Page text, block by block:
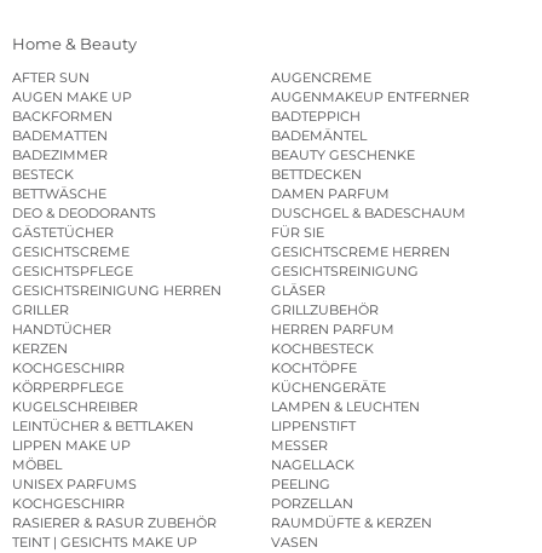
Home & Beauty
AFTER SUN
AUGENCREME
AUGEN MAKE UP
AUGENMAKEUP ENTFERNER
BACKFORMEN
BADTEPPICH
BADEMATTEN
BADEMÄNTEL
BADEZIMMER
BEAUTY GESCHENKE
BESTECK
BETTDECKEN
BETTWÄSCHE
DAMEN PARFUM
DEO & DEODORANTS
DUSCHGEL & BADESCHAUM
GÄSTETÜCHER
FÜR SIE
GESICHTSCREME
GESICHTSCREME HERREN
GESICHTSPFLEGE
GESICHTSREINIGUNG
GESICHTSREINIGUNG HERREN
GLÄSER
GRILLER
GRILLZUBEHÖR
HANDTÜCHER
HERREN PARFUM
KERZEN
KOCHBESTECK
KOCHGESCHIRR
KOCHTÖPFE
KÖRPERPFLEGE
KÜCHENGERÄTE
KUGELSCHREIBER
LAMPEN & LEUCHTEN
LEINTÜCHER & BETTLAKEN
LIPPENSTIFT
LIPPEN MAKE UP
MESSER
MÖBEL
NAGELLACK
UNISEX PARFUMS
PEELING
KOCHGESCHIRR
PORZELLAN
RASIERER & RASUR ZUBEHÖR
RAUMDÜFTE & KERZEN
TEINT | GESICHTS MAKE UP
VASEN